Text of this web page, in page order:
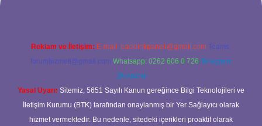
Reklam ve İletişim: E-mail: backlinkpaneli@gmail.com Teams:
forumhizmeti@gmail.com Whatsapp: 0262 606 0 726 Telegram:
@karabul
Yasal Uyarı: Sitemiz, 5651 Sayılı Kanun gereğince Bilgi Teknolojileri ve
İletişim Kurumu (BTK) tarafından onaylanmış bir Yer Sağlayıcı olarak
hizmet vermektedir. Bu nedenle, sitedeki içerikleri proaktif olarak